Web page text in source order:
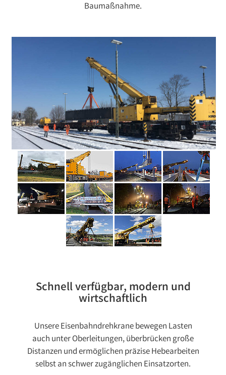
Baumaßnahme.
Schnell verfügbar, modern und
wirtschaftlich
Unsere Eisenbahndrehkrane bewegen Lasten
auch unter Oberleitungen, überbrücken große
Distanzen und ermöglichen präzise Hebearbeiten
selbst an schwer zugänglichen Einsatzorten.